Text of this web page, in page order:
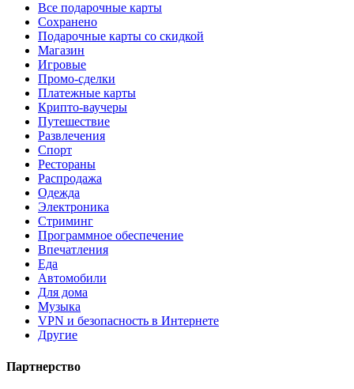
Все подарочные карты
Сохранено
Подарочные карты со скидкой
Магазин
Игровые
Промо-сделки
Платежные карты
Крипто-ваучеры
Путешествие
Развлечения
Спорт
Рестораны
Распродажа
Одежда
Электроника
Стриминг
Программное обеспечение
Впечатления
Еда
Автомобили
Для дома
Музыка
VPN и безопасность в Интернете
Другие
Партнерство